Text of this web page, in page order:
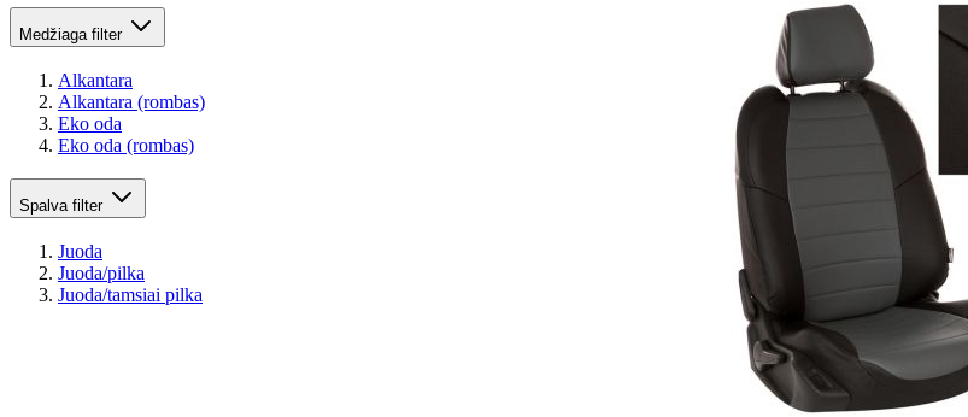
Medžiaga filter
Alkantara
Alkantara (rombas)
Eko oda
Eko oda (rombas)
Spalva filter
Juoda
Juoda/pilka
Juoda/tamsiai pilka